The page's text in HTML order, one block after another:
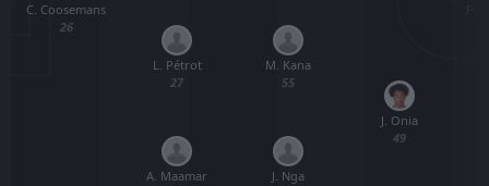
C. Coosemans
26
A. Maamar
L. Pétrot
27
J. Nga
M. Kana
55
J. Onia
49